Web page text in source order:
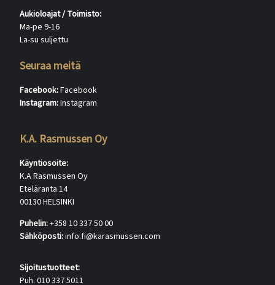
Aukioloajat / Toimisto:
Ma-pe 9-16
La-su suljettu
Seuraa meitä
Facebook:Facebook
Instagram:Instagram
K.A. Rasmussen Oy
Käyntiosoite:
K.A Rasmussen Oy
Eteläranta 14
00130 HELSINKI
Puhelin:+358 10 337 50 00
Sähköposti:info.fi@karasmussen.com
Sijoitustuotteet:
Puh. 010 337 5011